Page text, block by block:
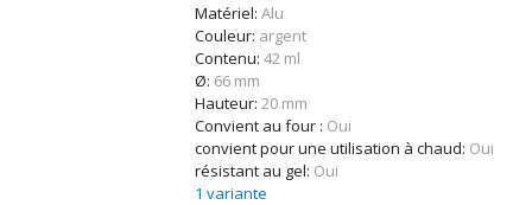
Matériel:Alu
Couleur: argent
Contenu:42 ml
Ø: 66 mm
Hauteur:20 mm
Convient au four : Oui
convient pour une utilisation à chaud: Oui
résistant au gel: Oui
1 variante